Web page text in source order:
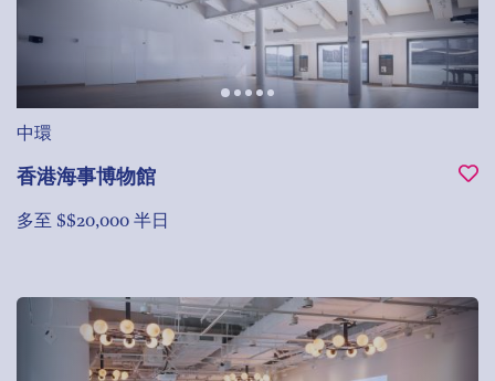
中環
香港海事博物館
多至 $$20,000 半日